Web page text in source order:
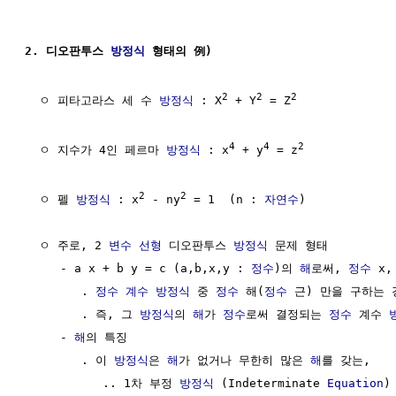
2. 디오판투스 방정식 형태의 例)
  ㅇ 피타고라스 세 수
방정식 : X2 + Y2 = Z2
  ㅇ 지수가 4인 페르마
방정식 : x4 + y4 = z2
  ㅇ 펠
방정식 : x2 - ny2 = 1  (n : 자연수 )
  ㅇ 주로, 2
변수 선형 디오판투스 방정식
문제 형태
     - a x + b y = c (a,b,x,y :
정수 )의 해 로써, 정수 x,
        .
정수 계수 방정식 중 정수 해( 정수 근) 만을 구하는
        . 즉, 그
방정식 의 해 가 정수로써 결정되는 정수 계수
     -
해 의 특징
        . 이
방정식 은 해 가 없거나 무한히 많은 해 를 갖는,
           .. 1차 부정
방정식 (Indeterminate Equation )